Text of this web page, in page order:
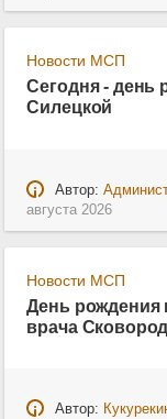
Новости МСП
Сегодня - день
Силецкой
Автор:
августа 2026
Новости МСП
День рождения
врача
Автор: